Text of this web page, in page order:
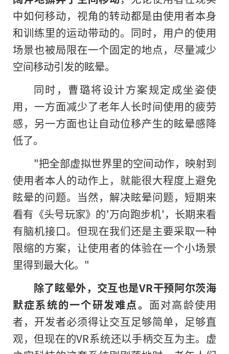
中如何移动，视角的转动都是由使用者本身
和训练里的运动带动的。同时，用户的使用
场景也被局限在一个固定的地点，尽量减少
空间移动引发的眩晕。
同时，曹璐将设计方案规定成坐姿使
用，一方面减少了老年人长时间使用的疲劳
感，另一方面也让自动位移产生的眩晕感降
低了。
"把全部虚拟世界里的空间动作，映射到
使用者本人的动作上，就能很大程度上避免
眩晕的问题。当然，解决眩晕问题，短期来
看有《头号玩家》的'万向跑步机'，长期来看
有脑机接口。但现在我们还是主要采取一种
限缩的方案，让使用者的体验在一个小场景
里得到最大化。"
除了眩晕外，交互也是VR干预阿尔茨海
默症系统的一个研发难点。 面对高龄使用
者，开发者必须得让交互足够简单，足够直
观，但现在的VR系统还以手柄交互为主。虚